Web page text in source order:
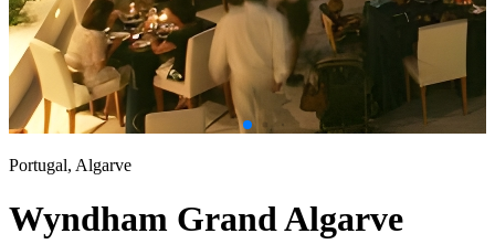
Portugal, Algarve
Wyndham Grand Algarve